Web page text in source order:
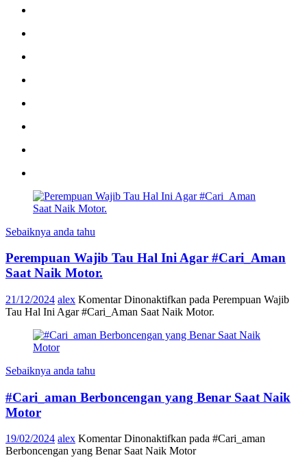
Sebaiknya anda tahu
Perempuan Wajib Tau Hal Ini Agar #Cari_Aman
Saat Naik Motor.
21/12/2024 alex Komentar Dinonaktifkan pada Perempuan Wajib
Tau Hal Ini Agar #Cari_Aman Saat Naik Motor.
Sebaiknya anda tahu
#Cari_aman Berboncengan yang Benar Saat Naik
Motor
19/02/2024 alex Komentar Dinonaktifkan pada #Cari_aman
Berboncengan yang Benar Saat Naik Motor